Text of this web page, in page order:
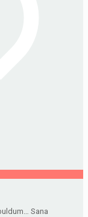
Sana